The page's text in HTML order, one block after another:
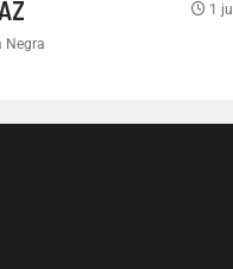
Negra
1